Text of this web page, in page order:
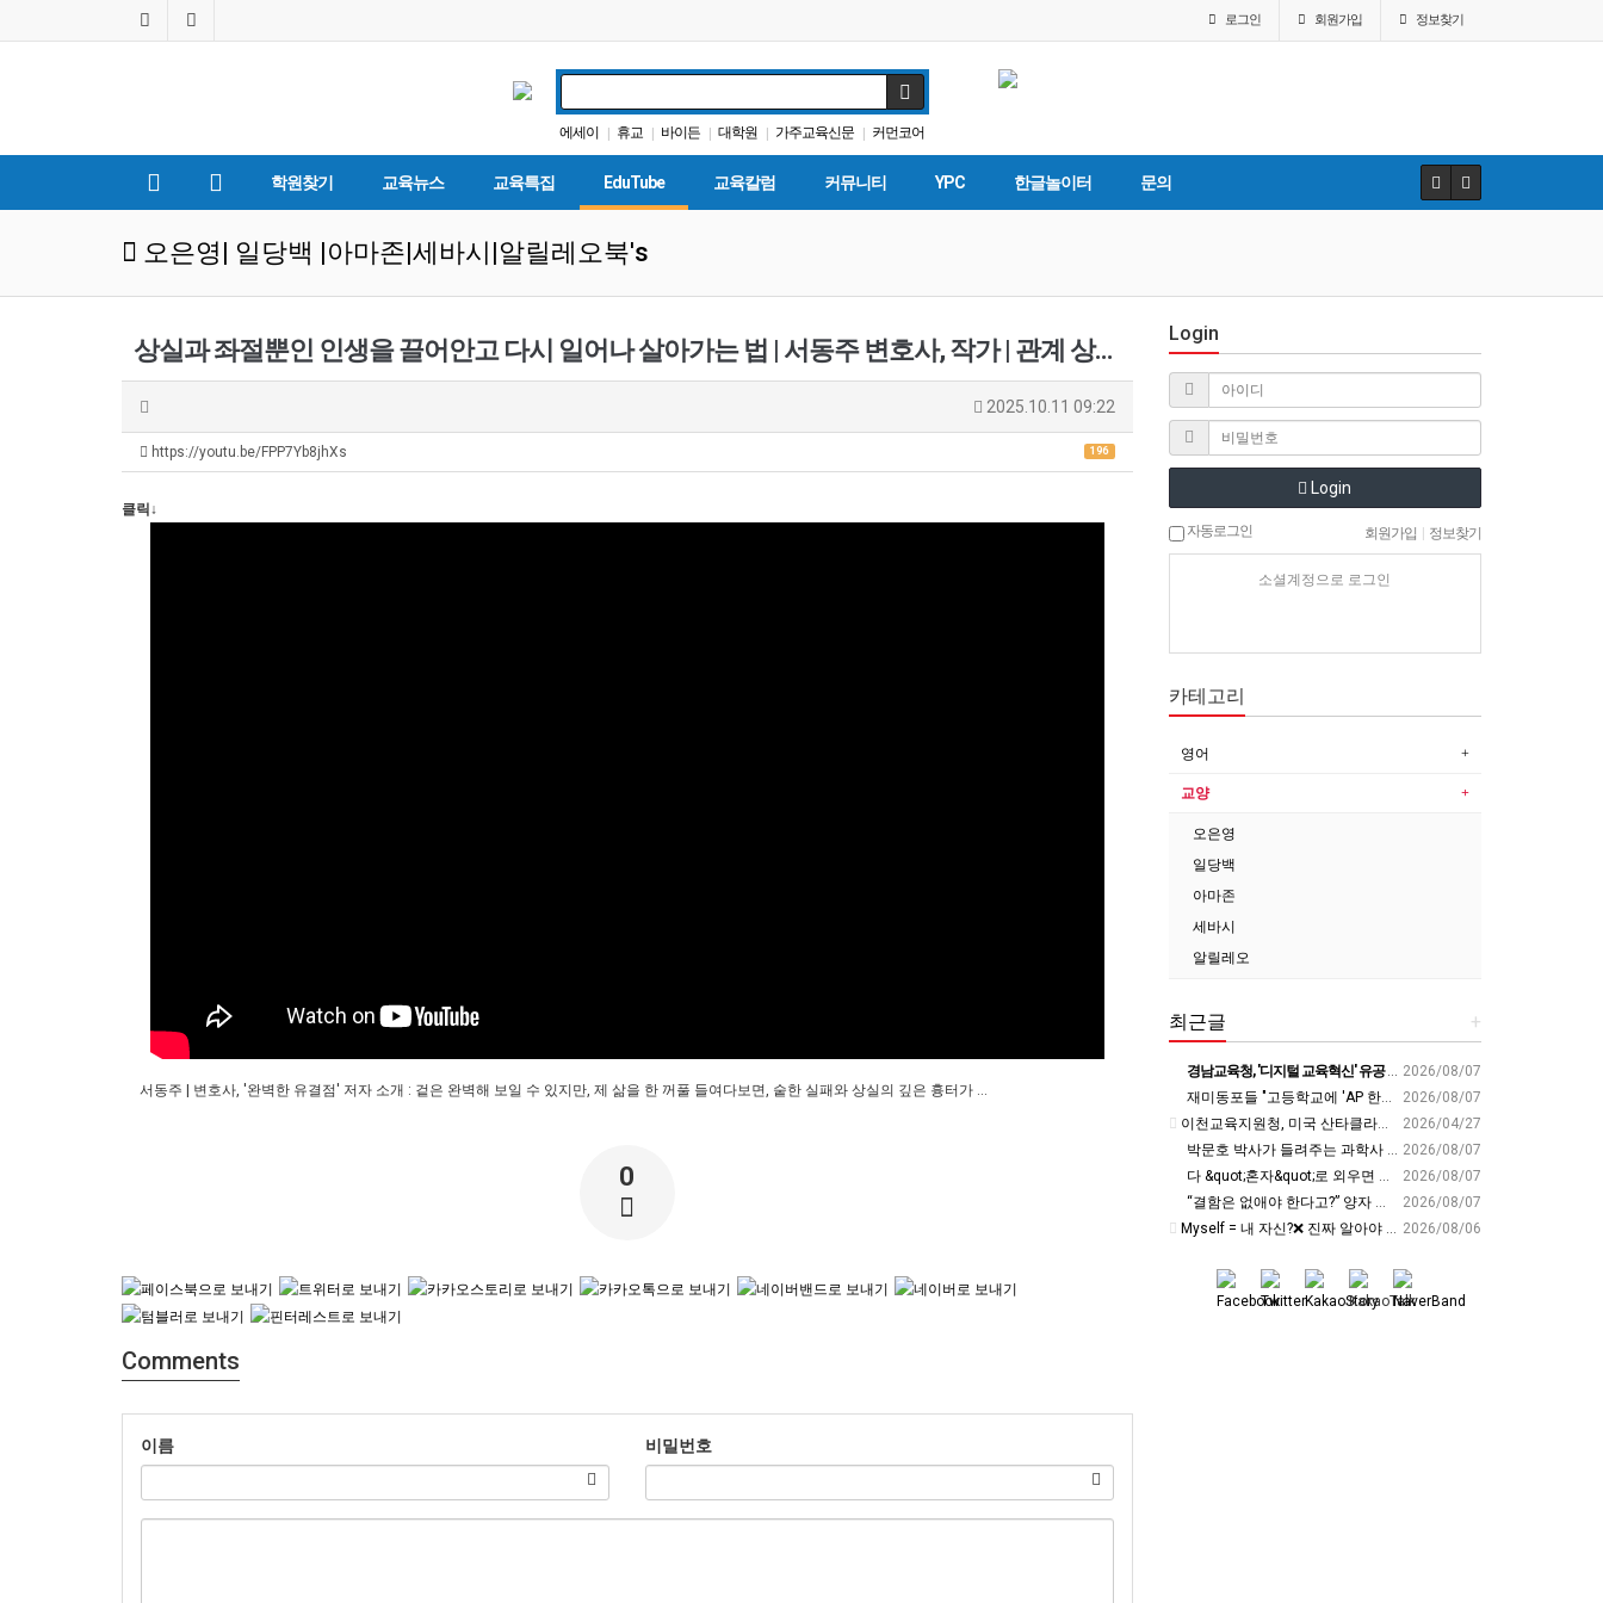
로그인 회원가입 정보찾기
에세이 | 휴교 | 바이든 | 대학원 | 가주교육신문 | 커먼코어
| 다카 | ACT | 학자금 | 입학원서
학원찾기 교육뉴스 교육특집 EduTube 교육칼럼 커뮤니티 YPC 한글놀이터 문의
오은영| 일당백 |아마존|세바시|알릴레오북's
상실과 좌절뿐인 인생을 끌어안고 다시 일어나 살아가는 법 | 서동주 변호사, 작가 | 관계 상처 행복 삶 사랑 | 잠바시 2회…
2025.10.11 09:22
196
https://youtu.be/FPP7Yb8jhXs
클릭↓
서동주 | 변호사, '완벽한 유결점' 저자 소개 : 겉은 완벽해 보일 수 있지만, 제 삶을 한 꺼풀 들여다보면, 숱한 실패와 상실의 깊은 흉터가 ...
0
Comments
이름 비밀번호
Login
Login
자동로그인 회원가입 정보찾기
소셜계정으로 로그인
카테고리
영어
교양
오은영
일당백
아마존
세바시
알릴레오
+
최근글
2026/08/07
경남교육청, '디지털 교육혁신' 유공 교원 24명 미국 연수 - 연합뉴스
2026/08/07
재미동포들 "고등학교에 'AP 한국어' 도입하라“ - 재외동포신문
2026/04/27
이천교육지원청, 미국 산타클라라와 국제교육교류 파트너십 회의 개최:경인투데이뉴스 - 경인투데이뉴스
2026/08/07
박문호 박사가 들려주는 과학사 속 결정적 순간들! 직관을 뛰어넘는 과학적 통찰 : 생각하는 청소년을 위한 과학 시리즈 1부(feat.박문호 박사)
2026/08/07
다 &quot;혼자&quot;로 외우면 틀려요. Alone????By myself????On my own
2026/08/07
“결함은 없애야 한다고?” 양자 연구자가 밝힌 신비: 없애려던 흠이 무기가 되는 방법 | 이정현 KIST 양자기술연구단 선임연구원 | 양자 컴퓨터 인생 | 세바시 2121회
2026/08/06
Myself = 내 자신?❌ 진짜 알아야 할 뜻????